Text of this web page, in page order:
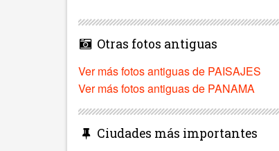
Otras fotos antiguas
Ver más fotos antiguas de PAISAJES
Ver más fotos antiguas de PANAMA
Ciudades más importantes